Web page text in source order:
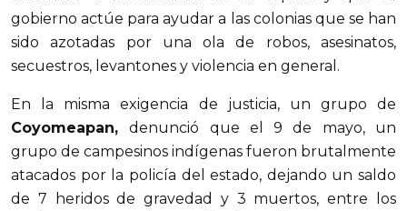
gobierno actúe para ayudar a las colonias que se han
sido azotadas por una ola de robos, asesinatos,
secuestros, levantones y violencia en general.
En la misma exigencia de justicia, un grupo de
Coyomeapan,denunció que el 9 de mayo, un
grupo de campesinos indígenas fueron brutalmente
atacados por la policía del estado, dejando un saldo
de 7 heridos de gravedad y 3 muertos, entre los